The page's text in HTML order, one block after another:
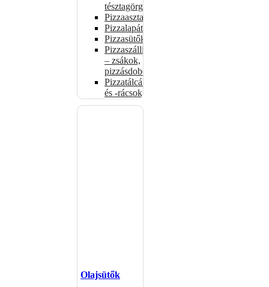
tésztagörgők
Pizzaasztalok
Pizzalapátok
Pizzasütők
Pizzaszállítás
– zsákok,
pizzásdobozok
Pizzatálcák
és -rácsok
Olajsütők